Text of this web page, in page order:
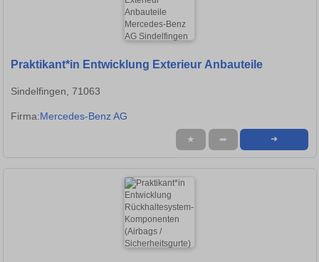
Praktikant*in Entwicklung Exterieur Anbauteile
Sindelfingen, 71063
Firma:Mercedes-Benz AG
★ ➦ ➜